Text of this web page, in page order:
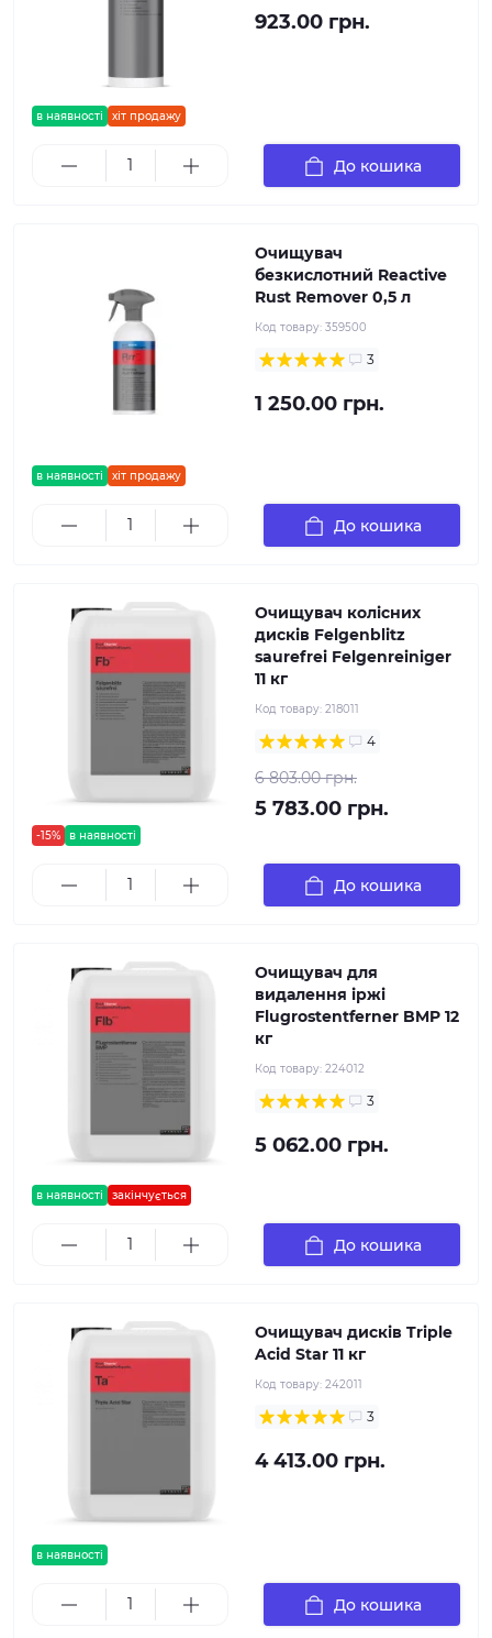
в наявності хіт продажу
923.00 грн.
До кошика
в наявності хіт продажу
Очищувач
безкислотний Reactive
Rust Remover 0,5 л
Код товару: 359500
3
1 250.00 грн.
До кошика
-15% в наявності
Очищувач колісних
дисків Felgenblitz
saurefrei Felgenreiniger
11 кг
Код товару: 218011
4
6 803.00 грн.
5 783.00 грн.
До кошика
в наявності закінчується
Очищувач для
видалення іржі
Flugrostentferner BMP 12
кг
Код товару: 224012
3
5 062.00 грн.
До кошика
в наявності
Очищувач дисків Triple
Acid Star 11 кг
Код товару: 242011
3
4 413.00 грн.
До кошика